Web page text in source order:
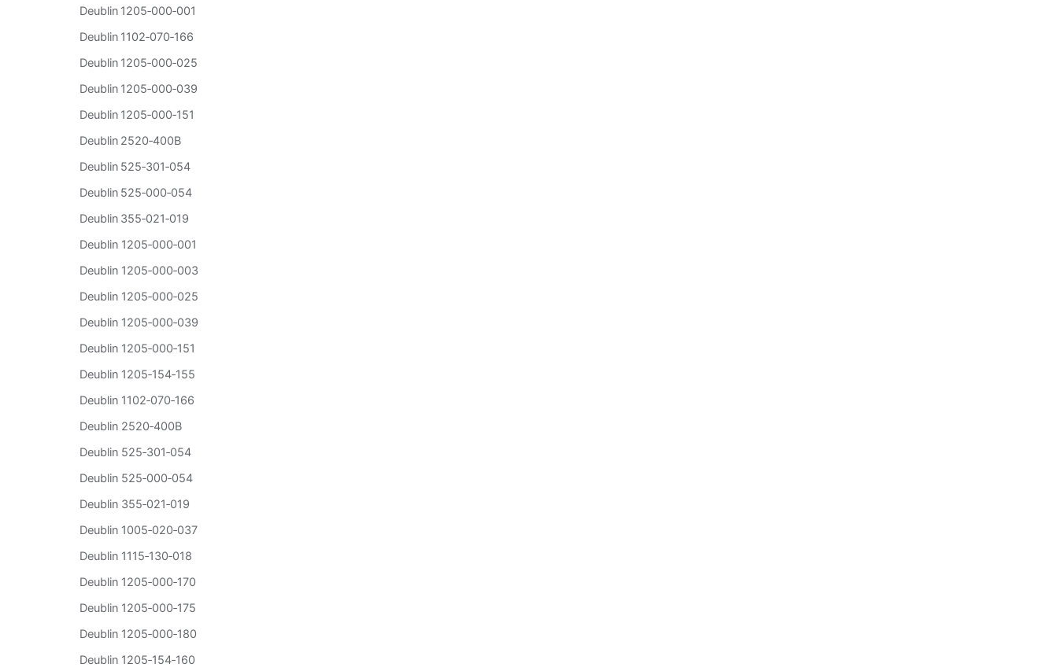
Deublin 1205‑000‑001
Deublin 1102‑070‑166
Deublin 1205‑000‑025
Deublin 1205‑000‑039
Deublin 1205‑000‑151
Deublin 2520‑400B
Deublin 525‑301‑054
Deublin 525‑000‑054
Deublin 355‑021‑019
Deublin 1205‑000‑001
Deublin 1205‑000‑003
Deublin 1205‑000‑025
Deublin 1205‑000‑039
Deublin 1205‑000‑151
Deublin 1205‑154‑155
Deublin 1102‑070‑166
Deublin 2520‑400B
Deublin 525‑301‑054
Deublin 525‑000‑054
Deublin 355‑021‑019
Deublin 1005‑020‑037
Deublin 1115‑130‑018
Deublin 1205‑000‑170
Deublin 1205‑000‑175
Deublin 1205‑000‑180
Deublin 1205‑154‑160